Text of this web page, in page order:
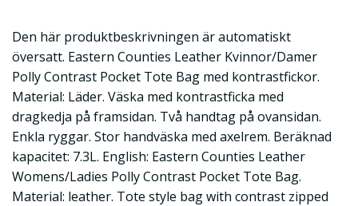
Den här produktbeskrivningen är automatiskt
översatt. Eastern Counties Leather Kvinnor/Damer
Polly Contrast Pocket Tote Bag med kontrastfickor.
Material: Läder. Väska med kontrastficka med
dragkedja på framsidan. Två handtag på ovansidan.
Enkla ryggar. Stor handväska med axelrem. Beräknad
kapacitet: 7.3L. English: Eastern Counties Leather
Womens/Ladies Polly Contrast Pocket Tote Bag.
Material: leather. Tote style bag with contrast zipped